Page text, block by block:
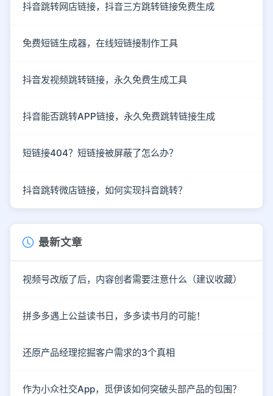
抖音跳转网店链接，抖音三方跳转链接免费生成
免费短链生成器，在线短链接制作工具
抖音发视频跳转链接，永久免费生成工具
抖音能否跳转APP链接，永久免费跳转链接生成
短链接404？短链接被屏蔽了怎么办？
抖音跳转微店链接，如何实现抖音跳转？
最新文章
视频号改版了后，内容创者需要注意什么（建议收藏）
拼多多遇上公益读书日，多多读书月的可能！
还原产品经理挖掘客户需求的3个真相
作为小众社交App，觅伊该如何突破头部产品的包围？